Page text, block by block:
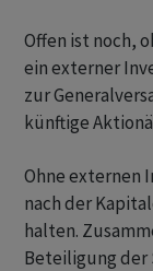
Offen ist noch,
ein externer
zur
künftige
Ohne externen
nach der
halten.
Beteiligung der